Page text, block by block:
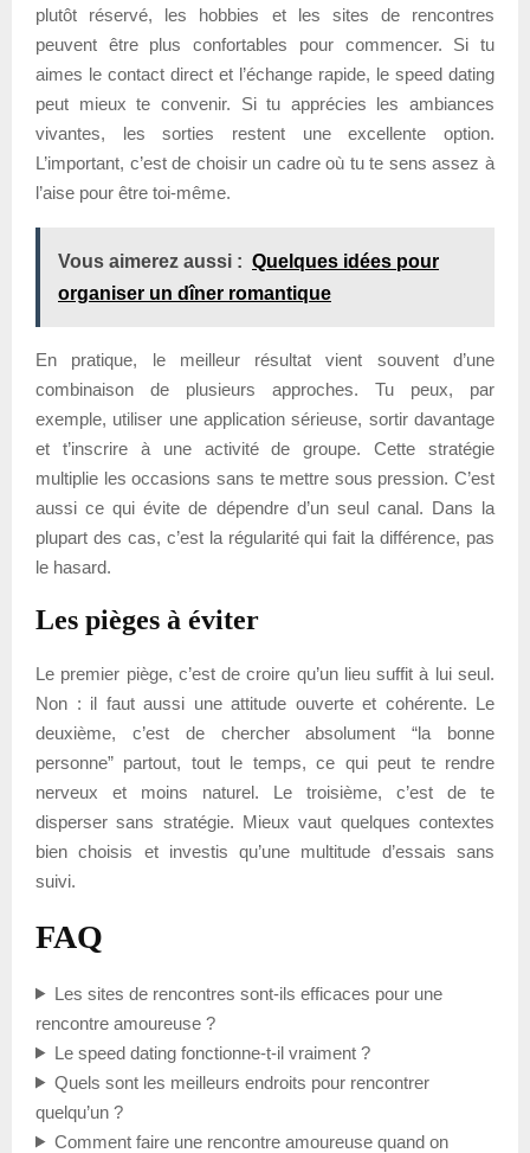
plutôt réservé, les hobbies et les sites de rencontres
peuvent être plus confortables pour commencer. Si tu
aimes le contact direct et l’échange rapide, le speed dating
peut mieux te convenir. Si tu apprécies les ambiances
vivantes, les sorties restent une excellente option.
L’important, c’est de choisir un cadre où tu te sens assez à
l’aise pour être toi-même.
Vous aimerez aussi : Quelques idées pour
organiser un dîner romantique
En pratique, le meilleur résultat vient souvent d’une
combinaison de plusieurs approches. Tu peux, par
exemple, utiliser une application sérieuse, sortir davantage
et t’inscrire à une activité de groupe. Cette stratégie
multiplie les occasions sans te mettre sous pression. C’est
aussi ce qui évite de dépendre d’un seul canal. Dans la
plupart des cas, c’est la régularité qui fait la différence, pas
le hasard.
Les pièges à éviter
Le premier piège, c’est de croire qu’un lieu suffit à lui seul.
Non : il faut aussi une attitude ouverte et cohérente. Le
deuxième, c’est de chercher absolument “la bonne
personne” partout, tout le temps, ce qui peut te rendre
nerveux et moins naturel. Le troisième, c’est de te
disperser sans stratégie. Mieux vaut quelques contextes
bien choisis et investis qu’une multitude d’essais sans
suivi.
FAQ
Les sites de rencontres sont-ils efficaces pour une
rencontre amoureuse ?
Le speed dating fonctionne-t-il vraiment ?
Quels sont les meilleurs endroits pour rencontrer
quelqu’un ?
Comment faire une rencontre amoureuse quand on